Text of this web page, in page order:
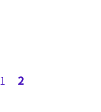
Page
1
Current
2